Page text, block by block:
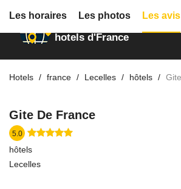
Annuaire des
hotels d'France
Hotels france Lecelles hôtels
Gite De France
5.0
hôtels
Lecelles
Les horaires Les photos Les avis